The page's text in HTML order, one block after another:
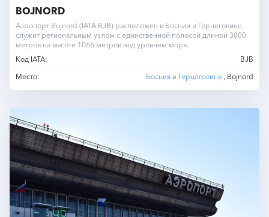
BOJNORD
Аэропорт Bojnord (IATA BJB) расположен в Боснии и Герцеговине,
служит региональным узлом с единственной полосой длиной 3000
метров на высоте 1066 метров над уровнем моря.
Код IATA:
BJB
Место:
Босния и Герцеговина , Bojnord